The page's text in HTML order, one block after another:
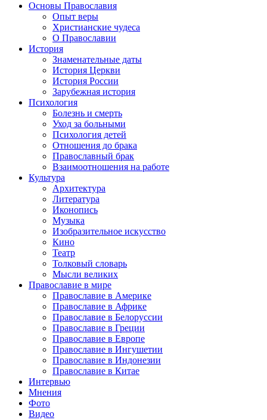
Основы Православия
Опыт веры
Христианские чудеса
О Православии
История
Знаменательные даты
История Церкви
История России
Зарубежная история
Психология
Болезнь и смерть
Уход за больными
Психология детей
Отношения до брака
Православный брак
Взаимоотношения на работе
Культура
Архитектура
Литература
Иконопись
Музыка
Изобразительное искусство
Кино
Театр
Толковый словарь
Мысли великих
Православие в мире
Православие в Америке
Православие в Африке
Православие в Белоруссии
Православие в Греции
Православие в Европе
Православие в Ингушетии
Православие в Индонезии
Православие в Китае
Интервью
Мнения
Фото
Видео